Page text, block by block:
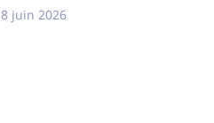
8 juin 2026